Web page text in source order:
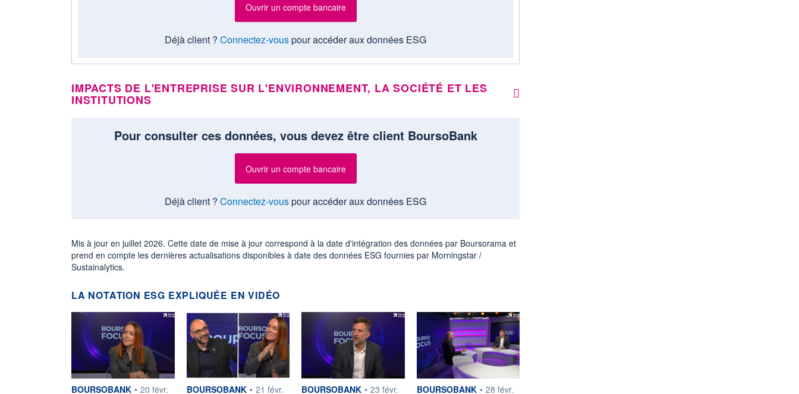
Ouvrir un compte bancaire
Déjà client ? Connectez-vouspour accéder aux données ESG
IMPACTS DE L'ENTREPRISE SUR L'ENVIRONNEMENT, LA SOCIÉTÉ ET LES
INSTITUTIONS
Pour consulter ces données, vous devez être client BoursoBank
Ouvrir un compte bancaire
Déjà client ? Connectez-vouspour accéder aux données ESG
Mis à jour en juillet 2026. Cette date de mise à jour correspond à la date d'intégration des données par Boursorama et
prend en compte les dernières actualisations disponibles à date des données ESG fournies par Morningstar /
Sustainalytics.
LA NOTATION ESG EXPLIQUÉE EN VIDÉO
information fournie par
BOURSOBANK • 20 févr.
information fournie par
BOURSOBANK • 21 févr.
information fournie par
BOURSOBANK • 23 févr.
information fournie par
BOURSOBANK • 28 févr.